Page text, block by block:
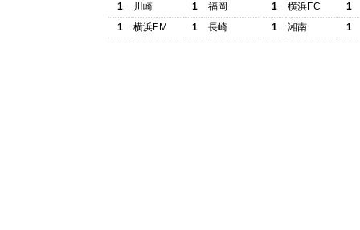
1
川崎 1
福岡
1
横浜FM 1 長崎
1
横浜FC
1
1
湘南 1